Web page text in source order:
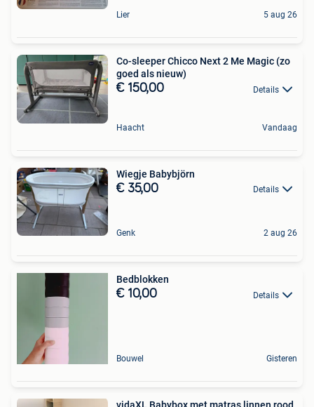
Lier 5 aug 26
Co-sleeper Chicco Next 2 Me Magic (zo
goed als nieuw)
€ 150,00 Details
Haacht Vandaag
Wiegje Babybjörn
€ 35,00 Details
Genk 2 aug 26
Bedblokken
€ 10,00 Details
Bouwel Gisteren